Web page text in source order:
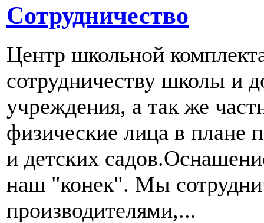
Сотрудничество
Центр школьной
сотрудничеству школы и
учреждения, а так же
физические лица в плане
и детских
наш "конек". Мы
производителями,...